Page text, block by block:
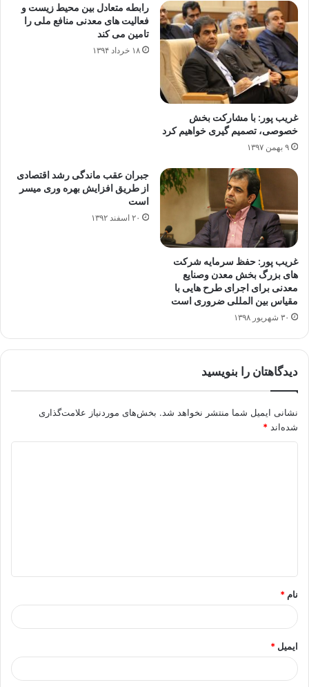
غریب پور: با مشارکت بخش
خصوصی، تصمیم گیری خواهیم کرد
۹ بهمن ۱۳۹۷
رابطه متعادل بین محیط زیست و
فعالیت های معدنی منافع ملی را
تامین می کند
۱۸ خرداد ۱۳۹۴
غریب پور: حفظ سرمایه شرکت
های بزرگ بخش معدن وصنایع
معدنی برای اجرای طرح هایی با
مقیاس بین المللی ضروری است
۳۰ شهریور ۱۳۹۸
جبران عقب ماندگی رشد اقتصادی
از طریق افزایش بهره وری میسر
است
۲۰ اسفند ۱۳۹۲
دیدگاهتان را بنویسید
نشانی ایمیل شما منتشر نخواهد شد. بخش‌های موردنیاز علامت‌گذاری
شده‌اند *
*
نام *
ایمیل *